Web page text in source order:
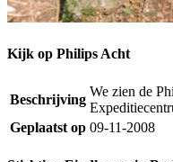
Kijk op Philips Acht
Beschrijving
We zien de
Geplaatst op 09-11-2008